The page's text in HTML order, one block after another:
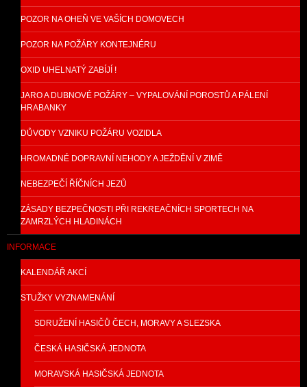
POZOR NA OHEŇ VE VAŠÍCH DOMOVECH
POZOR NA POŽÁRY KONTEJNÉRU
OXID UHELNATÝ ZABÍJÍ !
JARO A DUBNOVÉ POŽÁRY – VYPALOVÁNÍ POROSTŮ A PÁLENÍ
HRABANKY
DŮVODY VZNIKU POŽÁRU VOZIDLA
HROMADNÉ DOPRAVNÍ NEHODY A JEŽDĚNÍ V ZIMĚ
NEBEZPEČÍ ŘÍČNÍCH JEZŮ
ZÁSADY BEZPEČNOSTI PŘI REKREAČNÍCH SPORTECH NA
ZAMRZLÝCH HLADINÁCH
INFORMACE
KALENDÁŘ AKCÍ
STUŽKY VYZNAMENÁNÍ
SDRUŽENÍ HASIČŮ ČECH, MORAVY A SLEZSKA
ČESKÁ HASIČSKÁ JEDNOTA
MORAVSKÁ HASIČSKÁ JEDNOTA